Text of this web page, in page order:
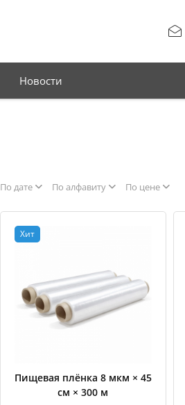
Новости
По дате По алфавиту По цене
Хит
Пищевая плёнка 8 мкм × 45
см × 300 м